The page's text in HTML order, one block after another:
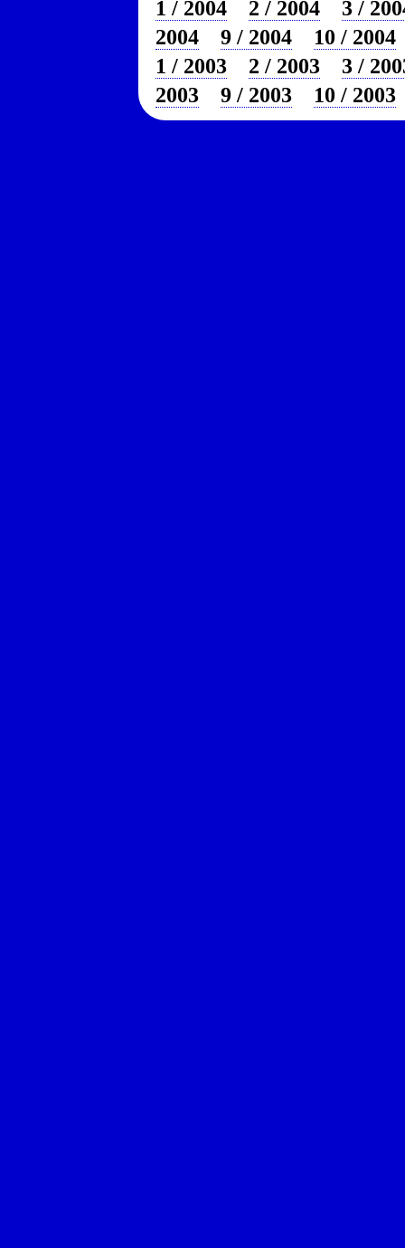
1 / 2004 2 / 2004
3 /
2004
9 / 2004
10 / 2004
1 / 2003
2 / 2003
3 /
2003
9 / 2003 10 / 2003